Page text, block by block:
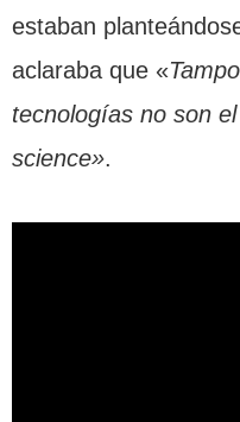
estaban
aclaraba que «
tecnologías no son
science».